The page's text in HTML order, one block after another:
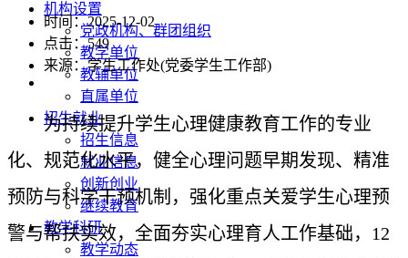
机构设置
党政机构、群团组织
教学单位
教辅单位
直属单位
招生就业
招生信息
就业信息
创新创业
继续教育
教学科研
教学动态
时间：2025-12-02
点击：549
来源：学生工作处(党委学生工作部)
为持续提升学生心理健康教育工作的专业
化、规范化水平，健全心理问题早期发现、精准
预防与科学干预机制，强化重点关爱学生心理预
警与帮扶实效，全面夯实心理育人工作基础， 12